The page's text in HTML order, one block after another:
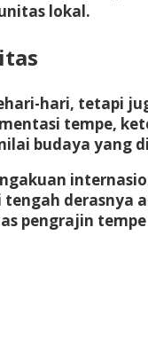
lokal.
hari, tetapi
tempe,
budaya yang
derasnya
pengrajin